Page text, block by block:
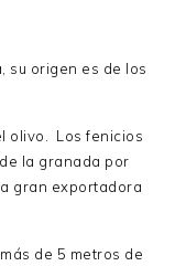
su origen es de los
olivo. Los fenicios
la granada por
gran exportadora
de 5 metros de